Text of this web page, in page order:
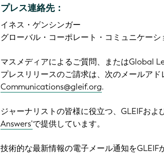
プレス連絡先：
イネス・ゲンシンガー
グローバル・コーポレート・コミュニケーシ
マスメディアによるご質問、またはGlobal
プレスリリースのご請求は、次のメールアド
Communications@gleif.org.
ジャーナリストの皆様に役立つ、GLEIFおよ
Answers'で提供しています。
技術的な最新情報の電子メール通知をGLEIF